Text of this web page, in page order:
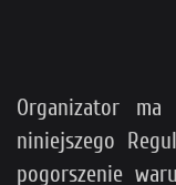
Organizator
niniejszego
pogorszenie